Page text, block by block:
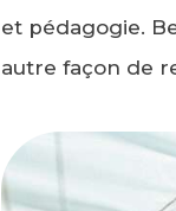
et pédagogie.
autre façon de